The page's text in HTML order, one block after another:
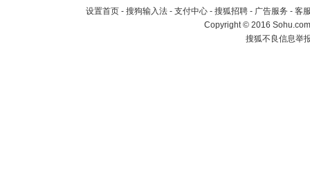
设置首页 - 搜狗输入法 - 支付中心 - 搜狐招聘 - 广告服务 - 客
Copyright©2016
搜狐不良信息举